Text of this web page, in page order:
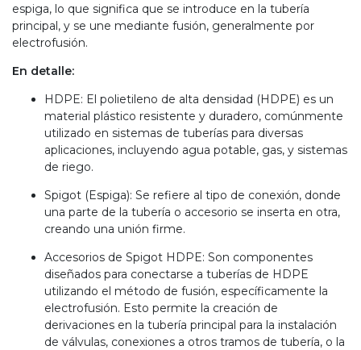
espiga, lo que significa que se introduce en la tubería
principal, y se une mediante fusión, generalmente por
electrofusión.
En detalle:
HDPE: El polietileno de alta densidad (HDPE) es un
material plástico resistente y duradero, comúnmente
utilizado en sistemas de tuberías para diversas
aplicaciones, incluyendo agua potable, gas, y sistemas
de riego.
Spigot (Espiga): Se refiere al tipo de conexión, donde
una parte de la tubería o accesorio se inserta en otra,
creando una unión firme.
Accesorios de Spigot HDPE: Son componentes
diseñados para conectarse a tuberías de HDPE
utilizando el método de fusión, específicamente la
electrofusión. Esto permite la creación de
derivaciones en la tubería principal para la instalación
de válvulas, conexiones a otros tramos de tubería, o la